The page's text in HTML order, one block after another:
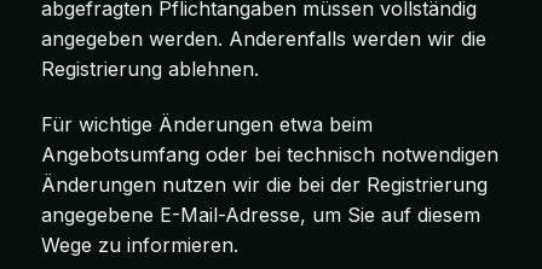
abgefragten Pflichtangaben müssen vollständig
angegeben werden. Anderenfalls werden wir die
Registrierung ablehnen.
Für wichtige Änderungen etwa beim
Angebotsumfang oder bei technisch notwendigen
Änderungen nutzen wir die bei der Registrierung
angegebene E-Mail-Adresse, um Sie auf diesem
Wege zu informieren.